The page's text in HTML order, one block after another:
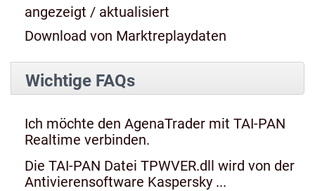
angezeigt / aktualisiert
Download von Marktreplaydaten
Wichtige FAQs
Ich möchte den AgenaTrader mit TAI-PAN
Realtime verbinden.
Die TAI-PAN Datei TPWVER.dll wird von der
Antivierensoftware Kaspersky ...